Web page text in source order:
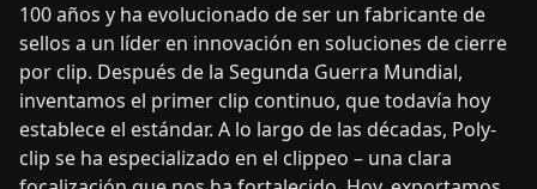
100 años y ha evolucionado de ser un fabricante de
sellos a un líder en innovación en soluciones de cierre
por clip. Después de la Segunda Guerra Mundial,
inventamos el primer clip continuo, que todavía hoy
establece el estándar. A lo largo de las décadas, Poly-
clip se ha especializado en el clippeo – una clara